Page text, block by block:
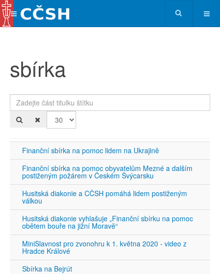
sbírka
Zadejte část titulku štítku
Finanční sbírka na pomoc lidem na Ukrajině
Finanční sbírka na pomoc obyvatelům Mezné a dalším
postiženým požárem v Českém Švýcarsku
Husitská diakonie a CČSH pomáhá lidem postiženým
válkou
Husitská diakonie vyhlašuje „Finanční sbírku na pomoc
obětem bouře na jižní Moravě“
MiniSlavnost pro zvonohru k 1. května 2020 - video z
Hradce Králové
Sbírka na Bejrút